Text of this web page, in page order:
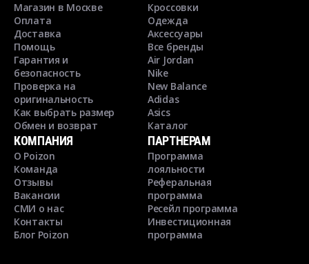
Магазин в Москве
Оплата
Доставка
Помощь
Гарантия и
безопасность
Проверка на
оригинальность
Как выбрать размер
Обмен и возврат
Кроссовки
Одежда
Аксессуары
Все бренды
Air Jordan
Nike
New Balance
Adidas
Asics
Каталог
КОМПАНИЯ
О Poizon
Команда
Отзывы
Вакансии
СМИ о нас
Контакты
Блог Poizon
ПАРТНЕРАМ
Программа
лояльности
Реферальная
программа
Ресейл программа
Инвестиционная
программа